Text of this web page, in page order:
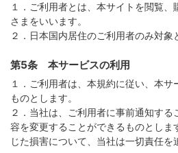
１．ご利用者とは、本サイトを閲覧
さまをいいます。
２．日本国内居住のご利用者のみ対象
第5条 本サービスの利用
１．ご利用者は、本規約に従い、本サ
ものとします。
２．当社は、ご利用者に事前通知す
容を変更することができるものとしま
じた損害について、当社は一切責任を